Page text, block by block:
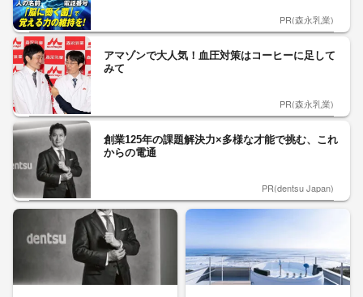
PR(森永乳業)
アマゾンで大人気！血圧対策はコーヒーに足して
みて
PR(森永乳業)
創業125年の課題解決力×多様な才能で挑む、これ
からの電通
PR(dentsu Japan)